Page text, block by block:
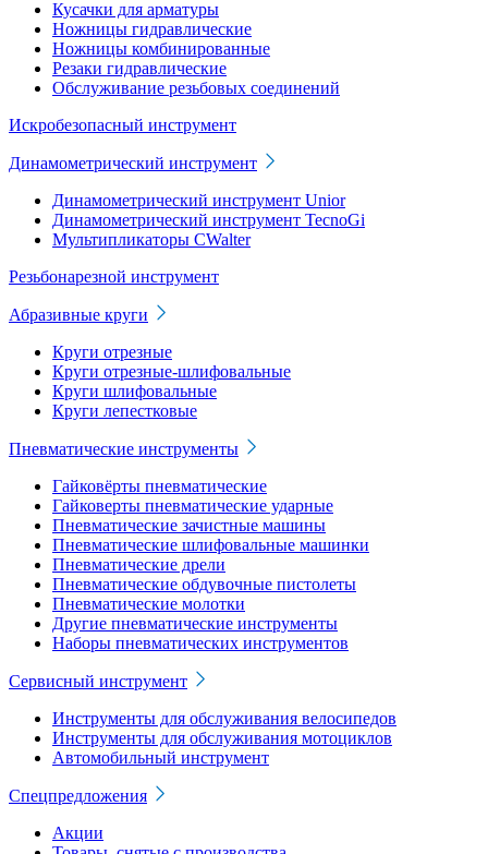
Кусачки для арматуры
Ножницы гидравлические
Ножницы комбинированные
Резаки гидравлические
Обслуживание резьбовых соединений
Искробезопасный инструмент
Динамометрический инструмент
Динамометрический инструмент Unior
Динамометрический инструмент TecnoGi
Мультипликаторы CWalter
Резьбонарезной инструмент
Абразивные круги
Круги отрезные
Круги отрезные-шлифовальные
Круги шлифовальные
Круги лепестковые
Пневматические инструменты
Гайковёрты пневматические
Гайковерты пневматические ударные
Пневматические зачистные машины
Пневматические шлифовальные машинки
Пневматические дрели
Пневматические обдувочные пистолеты
Пневматические молотки
Другие пневматические инструменты
Наборы пневматических инструментов
Сервисный инструмент
Инструменты для обслуживания велосипедов
Инструменты для обслуживания мотоциклов
Автомобильный инструмент
Спецпредложения
Акции